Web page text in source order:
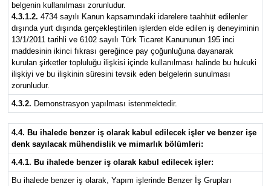
belgenin kullanılması zorunludur.
4.3.1.2. 4734 sayılı Kanun kapsamındaki idarelere taahhüt edilenler
dışında yurt dışında gerçekleştirilen işlerden elde edilen iş deneyiminin
13/1/2011 tarihli ve 6102 sayılı Türk Ticaret Kanununun 195 inci
maddesinin ikinci fıkrası gereğince pay çoğunluğuna dayanarak
kurulan şirketler topluluğu ilişkisi içinde kullanılması halinde bu hukuki
ilişkiyi ve bu ilişkinin süresini tevsik eden belgelerin sunulması
zorunludur.
4.3.2. Demonstrasyon yapılması istenmektedir.
4.4. Bu ihalede benzer iş olarak kabul edilecek işler ve benzer işe
denk sayılacak mühendislik ve mimarlık bölümleri:
4.4.1. Bu ihalede benzer iş olarak kabul edilecek işler:
Bu ihalede benzer iş olarak, Yapım işlerinde Benzer İş Grupları